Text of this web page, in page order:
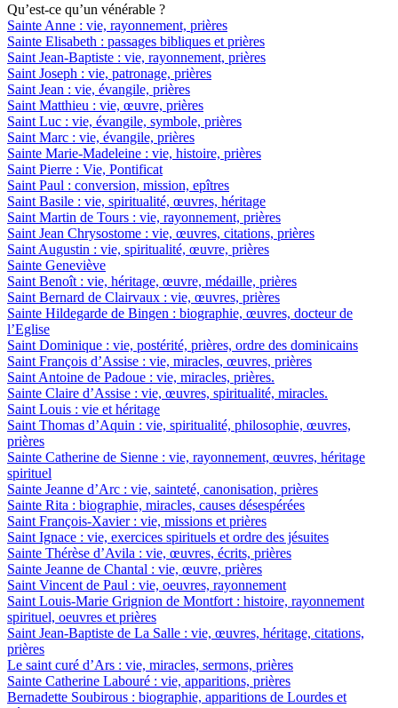
Qu’est-ce qu’un vénérable ?
Sainte Anne : vie, rayonnement, prières
Sainte Elisabeth : passages bibliques et prières
Saint Jean-Baptiste : vie, rayonnement, prières
Saint Joseph : vie, patronage, prières
Saint Jean : vie, évangile, prières
Saint Matthieu : vie, œuvre, prières
Saint Luc : vie, évangile, symbole, prières
Saint Marc : vie, évangile, prières
Sainte Marie-Madeleine : vie, histoire, prières
Saint Pierre : Vie, Pontificat
Saint Paul : conversion, mission, epîtres
Saint Basile : vie, spiritualité, œuvres, héritage
Saint Martin de Tours : vie, rayonnement, prières
Saint Jean Chrysostome : vie, œuvres, citations, prières
Saint Augustin : vie, spiritualité, œuvre, prières
Sainte Geneviève
Saint Benoît : vie, héritage, œuvre, médaille, prières
Saint Bernard de Clairvaux : vie, œuvres, prières
Sainte Hildegarde de Bingen : biographie, œuvres, docteur de
l’Eglise
Saint Dominique : vie, postérité, prières, ordre des dominicains
Saint François d’Assise : vie, miracles, œuvres, prières
Saint Antoine de Padoue : vie, miracles, prières.
Sainte Claire d’Assise : vie, œuvres, spiritualité, miracles.
Saint Louis : vie et héritage
Saint Thomas d’Aquin : vie, spiritualité, philosophie, œuvres,
prières
Sainte Catherine de Sienne : vie, rayonnement, œuvres, héritage
spirituel
Sainte Jeanne d’Arc : vie, sainteté, canonisation, prières
Sainte Rita : biographie, miracles, causes désespérées
Saint François-Xavier : vie, missions et prières
Saint Ignace : vie, exercices spirituels et ordre des jésuites
Sainte Thérèse d’Avila : vie, œuvres, écrits, prières
Sainte Jeanne de Chantal : vie, œuvre, prières
Saint Vincent de Paul : vie, oeuvres, rayonnement
Saint Louis-Marie Grignion de Montfort : histoire, rayonnement
spirituel, oeuvres et prières
Saint Jean-Baptiste de La Salle : vie, œuvres, héritage, citations,
prières
Le saint curé d’Ars : vie, miracles, sermons, prières
Sainte Catherine Labouré : vie, apparitions, prières
Bernadette Soubirous : biographie, apparitions de Lourdes et